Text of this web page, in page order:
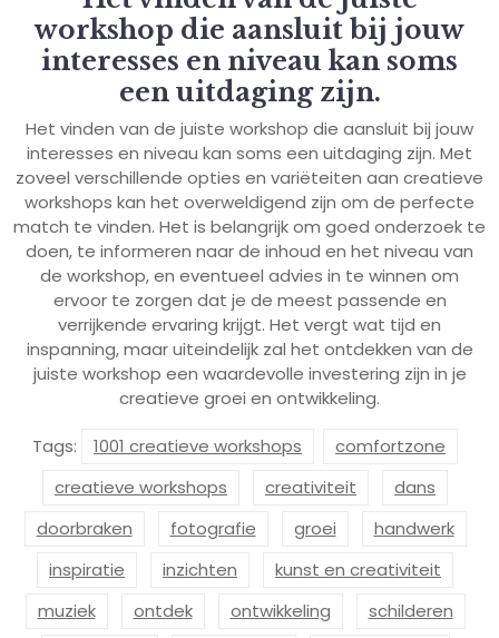
workshop die aansluit bij jouw
interesses en niveau kan soms
een uitdaging zijn.
Het vinden van de juiste workshop die aansluit bij jouw
interesses en niveau kan soms een uitdaging zijn. Met
zoveel verschillende opties en variëteiten aan creatieve
workshops kan het overweldigend zijn om de perfecte
match te vinden. Het is belangrijk om goed onderzoek te
doen, te informeren naar de inhoud en het niveau van
de workshop, en eventueel advies in te winnen om
ervoor te zorgen dat je de meest passende en
verrijkende ervaring krijgt. Het vergt wat tijd en
inspanning, maar uiteindelijk zal het ontdekken van de
juiste workshop een waardevolle investering zijn in je
creatieve groei en ontwikkeling.
Tags: 1001 creatieve workshops
comfortzone
creatieve workshops
creativiteit
dans
doorbraken
fotografie groei
handwerk
inspiratie
inzichten
kunst en creativiteit
muziek
ontdek ontwikkeling
schilderen